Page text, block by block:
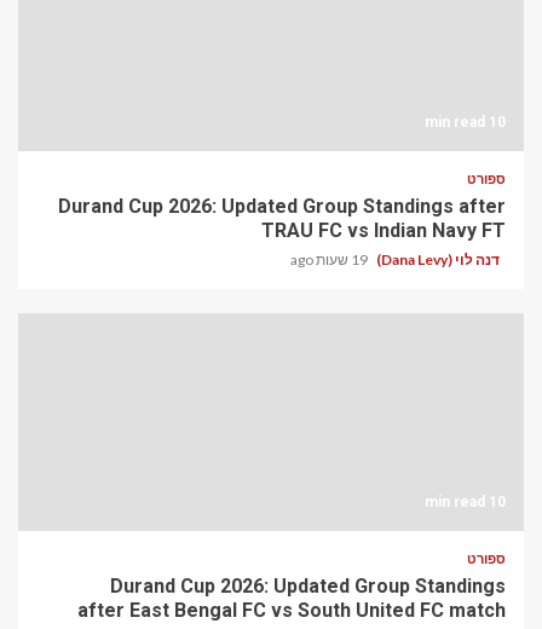
10 min read
ספורט
Durand Cup 2026: Updated Group Standings after
TRAU FC vs Indian Navy FT
דנה לוי (Dana Levy) 19 שעות ago
10 min read
ספורט
Durand Cup 2026: Updated Group Standings
after East Bengal FC vs South United FC match